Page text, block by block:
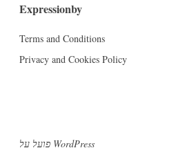
Expressionby
Terms and Conditions
Privacy and Cookies Policy
פועל על WordPress